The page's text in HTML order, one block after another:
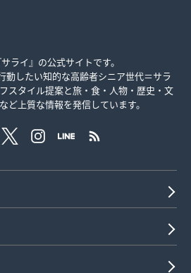
ライ』の公式サイトです。
動したい知的な高齢者シニア世代＝サラ
スタイル提案と旅・食・人物・歴史・文
ど上質な情報を発信しています。